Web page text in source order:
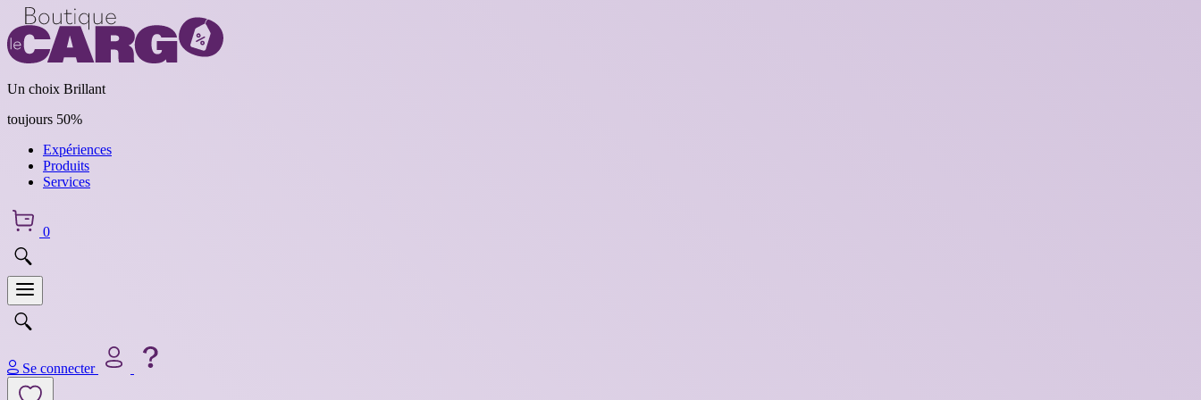
Un choix Brillant
toujours 50%
Expériences
Produits
Services
0
Se connecter